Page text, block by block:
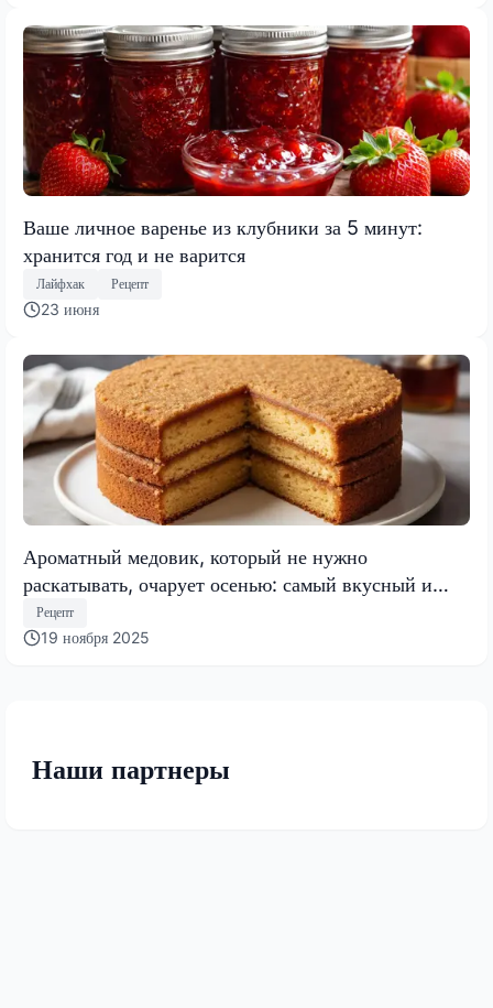
Ваше личное варенье из клубники за 5 минут:
хранится год и не варится
Лайфхак Рецепт
23 июня
Ароматный медовик, который не нужно
раскатывать, очарует осенью: самый вкусный и
быстрый торт 2025 года
Рецепт
19 ноября 2025
Наши партнеры